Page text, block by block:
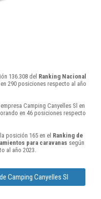
136.308 del Ranking Nacional
290 posiciones respecto al año
Camping Canyelles Sl en
en 46 posiciones respecto
posición 165 en el Ranking de
para caravanas según
al año 2023.
Camping Canyelles Sl